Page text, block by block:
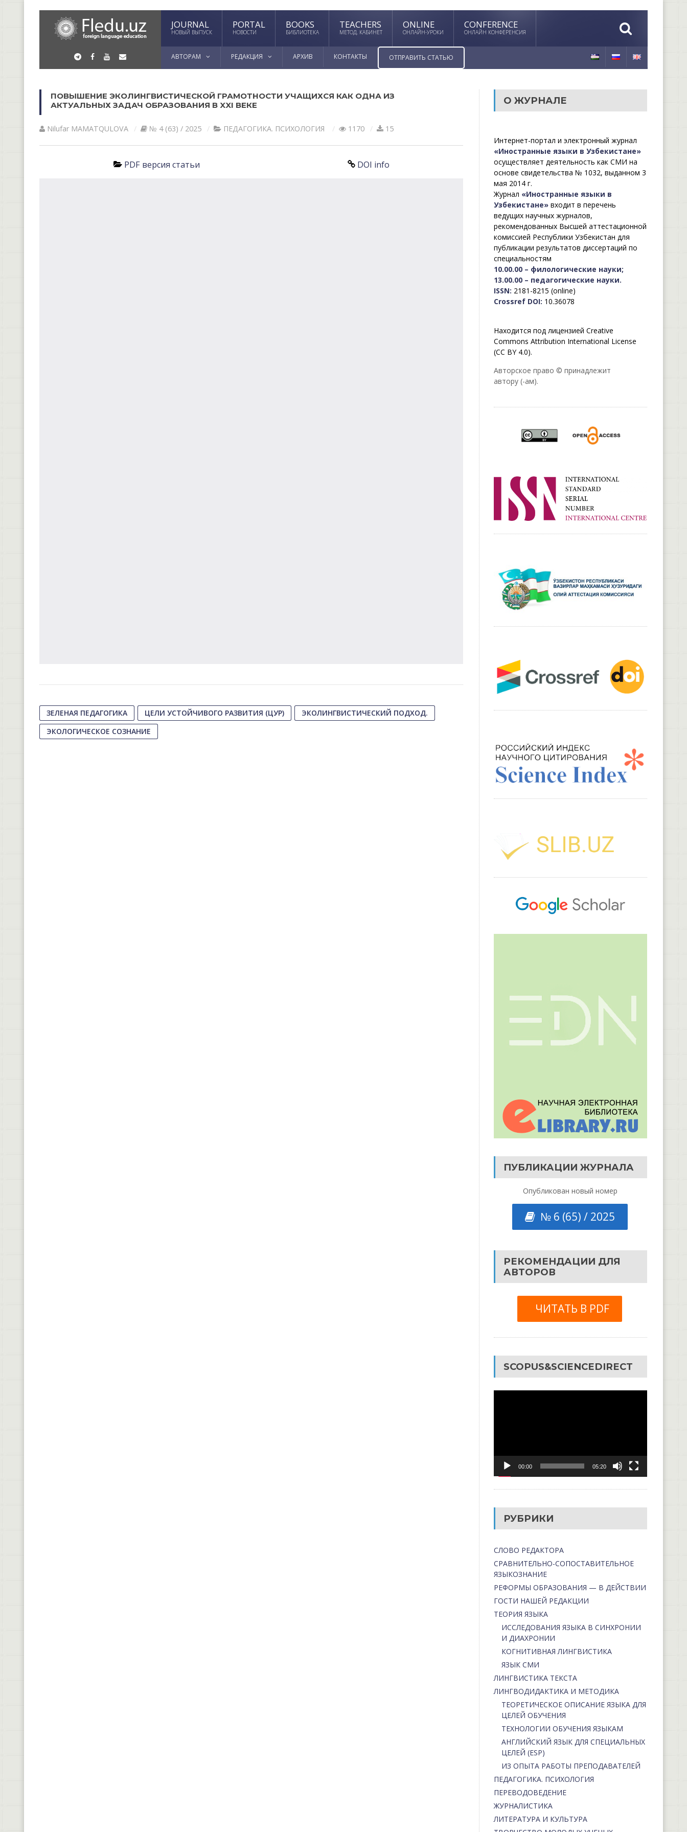
JOURNAL
НОВЫЙ ВЫПУСК
PORTAL
НОВОСТИ
BOOKS
БИБЛИОТЕКА
TEACHERS
МЕТОД. КАБИНЕТ
ONLINE
ОНЛАЙН-УРОКИ
CONFERENCE
ОНЛАЙН КОНФЕРЕНСИЯ
АВТОРАМ РЕДАКЦИЯ АРХИВ КОНТАКТЫ ОТПРАВИТЬ СТАТЬЮ
ПОВЫШЕНИЕ ЭКОЛИНГВИСТИЧЕСКОЙ ГРАМОТНОСТИ УЧАЩИХСЯ КАК ОДНА ИЗ
АКТУАЛЬНЫХ ЗАДАЧ ОБРАЗОВАНИЯ В XXI ВЕКЕ
Nilufar MAMATQULOVA № 4 (63) / 2025 ПЕДАГОГИКА. ПСИХОЛОГИЯ 1170 15
PDF версия статьи DOI info
ЗЕЛЕНАЯ ПЕДАГОГИКА ЦЕЛИ УСТОЙЧИВОГО РАЗВИТИЯ (ЦУР)
ЭКОЛИНГВИСТИЧЕСКИЙ ПОДХОД.
ЭКОЛОГИЧЕСКОЕ СОЗНАНИЕ
О ЖУРНАЛЕ
Интернет-портал и электронный журнал
«Иностранные языки в Узбекистане»
осуществляет деятельность как СМИ на
основе свидетельства № 1032, выданном 3
мая 2014 г.
Журнал «Иностранные языки в
Узбекистане»входит в перечень
ведущих научных журналов,
рекомендованных Высшей аттестационной
комиссией Республики Узбекистан для
публикации результатов диссертаций по
специальностям
10.00.00 – филологические науки;
13.00.00 – педагогические науки.
ISSN: 2181-8215 (online)
Crossref DOI: 10.36078
Находится под лицензией Creative
Commons Attribution International License
(CC BY 4.0).
Авторское право © принадлежит
автору (-ам).
ПУБЛИКАЦИИ ЖУРНАЛА
Опубликован новый номер
№ 6 (65) / 2025
РЕКОМЕНДАЦИИ ДЛЯ
АВТОРОВ
ЧИТАТЬ В PDF
SCOPUS&SCIENCEDIRECT
00:00 05:20
РУБРИКИ
СЛОВО РЕДАКТОРА
СРАВНИТЕЛЬНО-СОПОСТАВИТЕЛЬНОЕ
ЯЗЫКОЗНАНИЕ
РЕФОРМЫ ОБРАЗОВАНИЯ — В ДЕЙСТВИИ
ГОСТИ НАШЕЙ РЕДАКЦИИ
ТЕОРИЯ ЯЗЫКА
ИССЛЕДОВАНИЯ ЯЗЫКА В СИНХРОНИИ
И ДИАХРОНИИ
КОГНИТИВНАЯ ЛИНГВИСТИКА
ЯЗЫК СМИ
ЛИНГВИСТИКА ТЕКСТА
ЛИНГВОДИДАКТИКА И МЕТОДИКА
ТЕОРЕТИЧЕСКОЕ ОПИСАНИЕ ЯЗЫКА ДЛЯ
ЦЕЛЕЙ ОБУЧЕНИЯ
ТЕХНОЛОГИИ ОБУЧЕНИЯ ЯЗЫКАМ
АНГЛИЙСКИЙ ЯЗЫК ДЛЯ СПЕЦИАЛЬНЫХ
ЦЕЛЕЙ (ESP)
ИЗ ОПЫТА РАБОТЫ ПРЕПОДАВАТЕЛЕЙ
ПЕДАГОГИКА. ПСИХОЛОГИЯ
ПЕРЕВОДОВЕДЕНИЕ
ЖУРНАЛИСТИКА
ЛИТЕРАТУРА И КУЛЬТУРА